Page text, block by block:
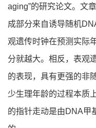
aging”的研究论文。文
成部分来自诱导随机
观遗传时钟在预测实际
分就越大。相反，表观
的表现，具有更强的非
少生理年龄的过程本质
的指针走动是由DNA甲